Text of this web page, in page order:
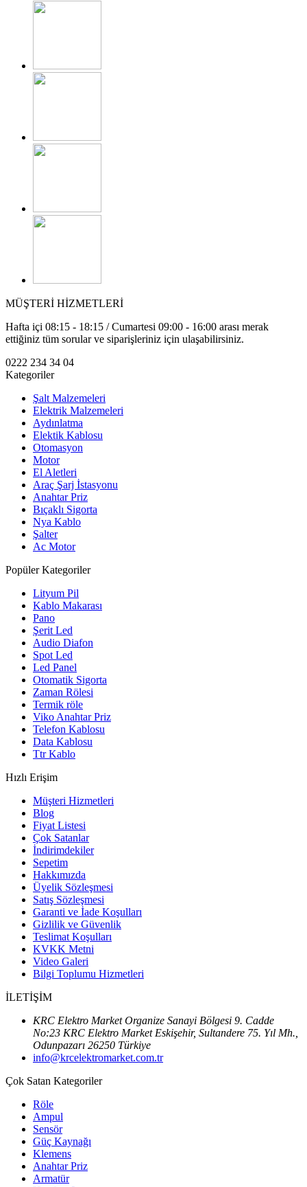
MÜŞTERİ HİZMETLERİ
Hafta içi 08:15 - 18:15 / Cumartesi 09:00 - 16:00 arası merak
ettiğiniz tüm sorular ve siparişleriniz için ulaşabilirsiniz.
0222 234 34 04
Kategoriler
Şalt Malzemeleri
Elektrik Malzemeleri
Aydınlatma
Elektik Kablosu
Otomasyon
Motor
El Aletleri
Araç Şarj İstasyonu
Anahtar Priz
Bıçaklı Sigorta
Nya Kablo
Şalter
Ac Motor
Popüler Kategoriler
Lityum Pil
Kablo Makarası
Pano
Şerit Led
Audio Diafon
Spot Led
Led Panel
Otomatik Sigorta
Zaman Rölesi
Termik röle
Viko Anahtar Priz
Telefon Kablosu
Data Kablosu
Ttr Kablo
Hızlı Erişim
Müşteri Hizmetleri
Blog
Fiyat Listesi
Çok Satanlar
İndirimdekiler
Sepetim
Hakkımızda
Üyelik Sözleşmesi
Satış Sözleşmesi
Garanti ve İade Koşulları
Gizlilik ve Güvenlik
Teslimat Koşulları
KVKK Metni
Video Galeri
Bilgi Toplumu Hizmetleri
İLETİŞİM
KRC Elektro Market Organize Sanayi Bölgesi 9. Cadde
No:23 KRC Elektro Market Eskişehir, Sultandere 75. Yıl Mh.,
Odunpazarı 26250 Türkiye
info@krcelektromarket.com.tr
Çok Satan Kategoriler
Röle
Ampul
Sensör
Güç Kaynağı
Klemens
Anahtar Priz
Armatür